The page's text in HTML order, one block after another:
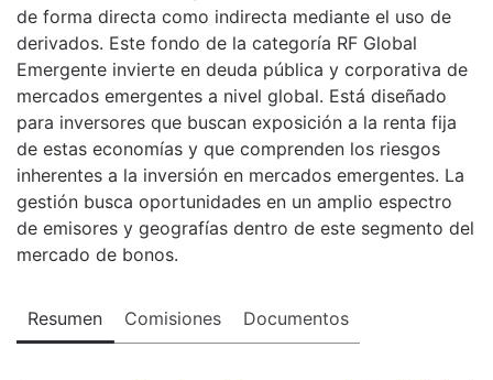
de forma directa como indirecta mediante el uso de
derivados. Este fondo de la categoría RF Global
Emergente invierte en deuda pública y corporativa de
mercados emergentes a nivel global. Está diseñado
para inversores que buscan exposición a la renta fija
de estas economías y que comprenden los riesgos
inherentes a la inversión en mercados emergentes. La
gestión busca oportunidades en un amplio espectro
de emisores y geografías dentro de este segmento del
mercado de bonos.
Resumen Comisiones Documentos